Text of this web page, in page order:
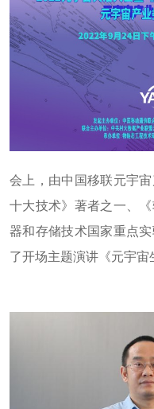
会上，由中国移联元宇
十大技术》著者之一、
器和存储技术国家重点
了开场主题演讲《元宇宙